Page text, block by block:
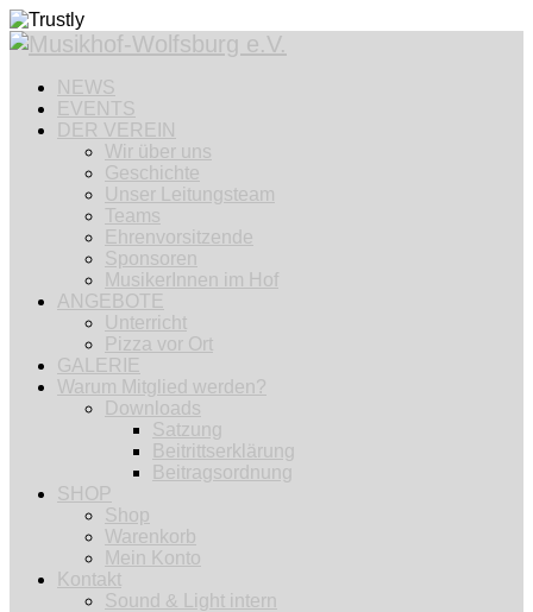
NEWS
EVENTS
DER VEREIN
Wir über uns
Geschichte
Unser Leitungsteam
Teams
Ehrenvorsitzende
Sponsoren
MusikerInnen im Hof
ANGEBOTE
Unterricht
Pizza vor Ort
GALERIE
Warum Mitglied werden?
Downloads
Satzung
Beitrittserklärung
Beitragsordnung
SHOP
Shop
Warenkorb
Mein Konto
Kontakt
Sound & Light intern